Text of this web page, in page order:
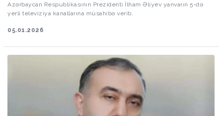
Azərbaycan Respublikasının Prezidenti İlham Əliyev yanvarın 5-də
yerli televiziya kanallarına müsahibə verib.
05.01.2026